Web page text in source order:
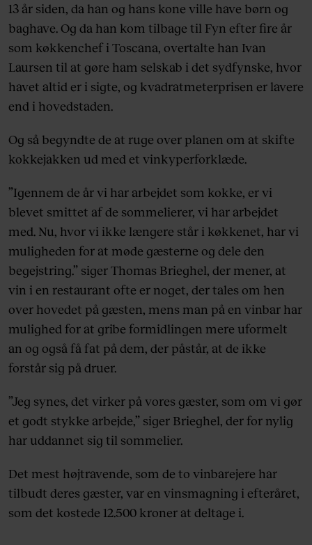
13 år siden, da han og hans kone ville have børn og
baghave. Og da han kom tilbage til Fyn efter fire år
som køkkenchef i Toscana, overtalte han Ivan
Laursen til at gøre ham selskab i det sydfynske, hvor
havet altid er i sigte, og kvadratmeterprisen er lavere
end i hovedstaden.
Og så begyndte de at ruge over planen om at skifte
kokkejakken ud med et vinkyperforklæde.
”Igennem de år vi har arbejdet som kokke, er vi
blevet smittet af de sommelierer, vi har arbejdet
med. Nu, hvor vi ikke længere står i køkkenet, har vi
muligheden for at møde gæsterne og dele den
begejstring.” siger Thomas Brieghel, der mener, at
vin i en restaurant ofte er noget, der tales om hen
over hovedet på gæsten, mens man på en vinbar har
mulighed for at gribe formidlingen mere uformelt
an og også få fat på dem, der påstår, at de ikke
forstår sig på druer.
”Jeg synes, det virker på vores gæster, som om vi gør
et godt stykke arbejde,” siger Brieghel, der for nylig
har uddannet sig til sommelier.
Det mest højtravende, som de to vinbarejere har
tilbudt deres gæster, var en vinsmagning i efteråret,
som det kostede 12.500 kroner at deltage i.